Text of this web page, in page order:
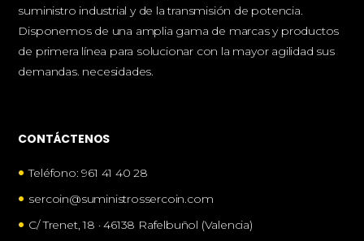
suministro industrial y de la transmisión de potencia.
Disponemos de una amplia gama de marcas y productos
de primera línea para solucionar con la mayor agilidad sus
demandas. necesidades.
CONTÁCTENOS
• Teléfono: 961 41 40 28
• sercoin@suministrossercoin.com
• C/ Trenet, 18 · 46138 Rafelbuñol (Valencia)